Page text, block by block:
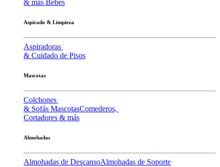
& más Bebés
Aspirado & Limpieza
Aspiradoras
& Cuidado de Pisos
Mascotas
Colchones
& Sofás MascotasComederos,
Cortadores & más
Almohadas
Almohadas de DescansoAlmohadas de Soporte